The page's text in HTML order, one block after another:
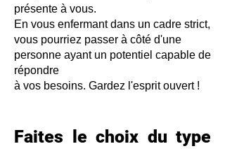
présente à vous.
En vous enfermant dans un cadre strict,
vous pourriez passer à côté d'une
personne ayant un potentiel capable de
répondre
à vos besoins. Gardez l'esprit ouvert !
Faites le choix du type